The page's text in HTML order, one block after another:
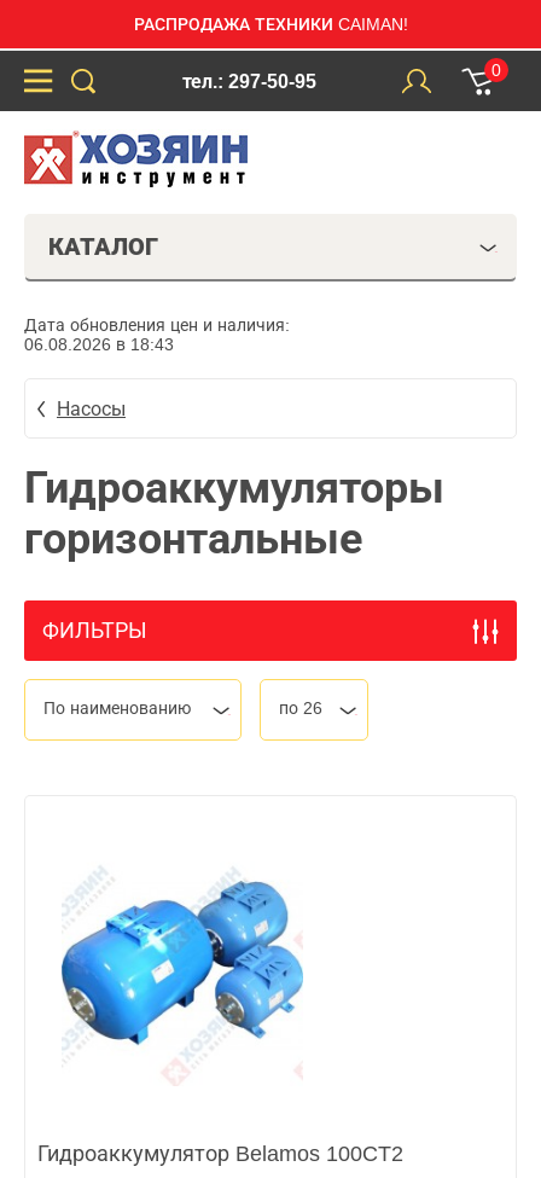
РАСПРОДАЖА ТЕХНИКИ CAIMAN!
тел.: 297-50-95
0
КАТАЛОГ
Дата обновления цен и наличия:
06.08.2026 в 18:43
Насосы
Гидроаккумуляторы
горизонтальные
ФИЛЬТРЫ
По наименованию по 26
Гидроаккумулятор Belamos 100CT2